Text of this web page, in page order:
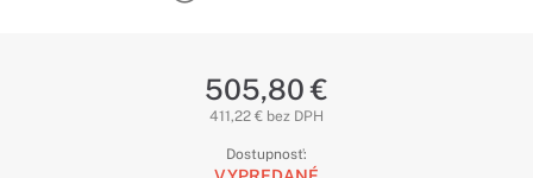
505,80 €
411,22 € bez DPH
Dostupnosť: